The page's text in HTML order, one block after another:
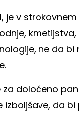
je v
ne da
določeno
da